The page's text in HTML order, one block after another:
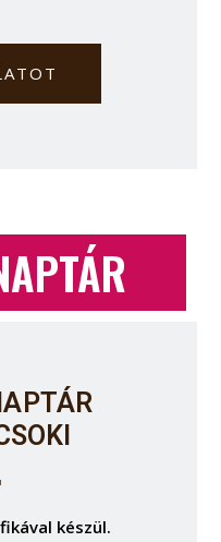
készül.